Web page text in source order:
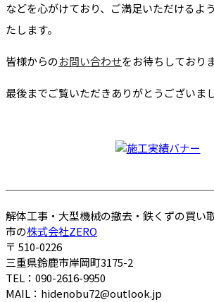
などを心がけており、ご満足いただけるよ
たします。
皆様からのお問い合わせをお待ちしておりま
最後までご覧いただきありがとうございまし
解体工事・大型機械の撤去・鉄くずの買い
市の株式会社ZERO
〒 510-0226
三重県鈴鹿市岸岡町3175-2
TEL：090-2616-9950
MAIL：hidenobu72@outlook.jp